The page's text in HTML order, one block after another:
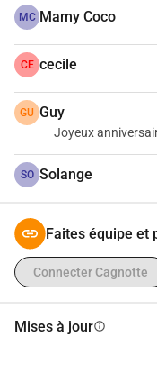
MC Mamy Coco
CE cecile
GU Guy
Joyeux
SO Solange
Faites équipe et
Connecter Cagnotte
Mises à jourinfo